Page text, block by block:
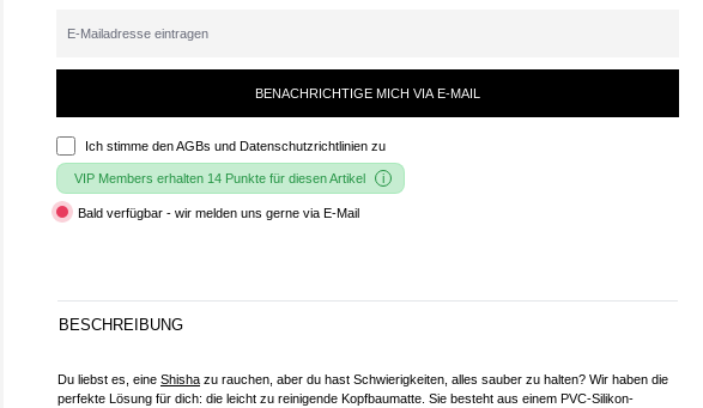
BENACHRICHTIGE MICH VIA E-MAIL
Ich stimme denAGBs und Datenschutzrichtlinien zu
VIP Members erhalten 14 Punkte für diesen Artikel
Bald verfügbar - wir melden uns gerne via E-Mail
BESCHREIBUNG
Du liebst es, eine Shisha zu rauchen, aber du hast Schwierigkeiten, alles sauber zu halten? Wir haben die
perfekte Lösung für dich: die leicht zu reinigende Kopfbaumatte. Sie besteht aus einem PVC-Silikon-